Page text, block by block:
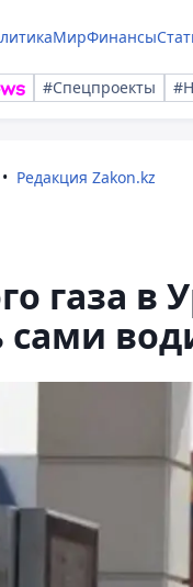
МирФинансы
#Спецпроекты
Редакция Zakon.kz
газа в